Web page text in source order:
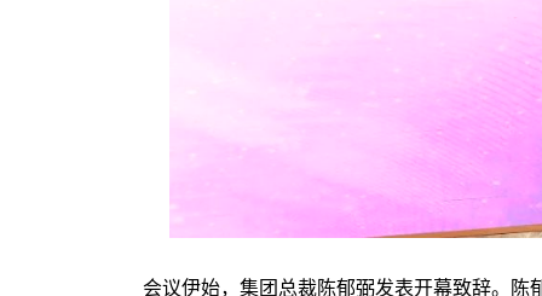
会议伊始，集团总裁陈郁弼发表开幕致辞。陈